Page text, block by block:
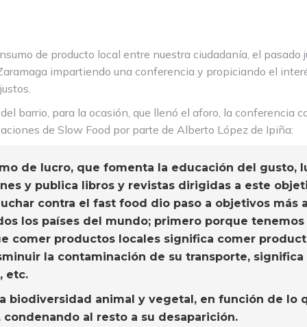
de producto local entre nuestra ciudadanía, el pasado
impartiendo una conferencia y propiciando el
barrio, para la ocasión, que llenó el aforo, la conferencia
de Slow Food por parte de Alberto López de Ipiña:
de lucro, que fomenta la educación del gusto,
y publica libros y revistas dirigidas a este
contra el fast food dio paso a objetivos más
los países del mundo; primero porque
comer productos locales significa comer
la contaminación de su transporte,
etc.
biodiversidad animal y vegetal, en función de lo
al resto a su desaparición.